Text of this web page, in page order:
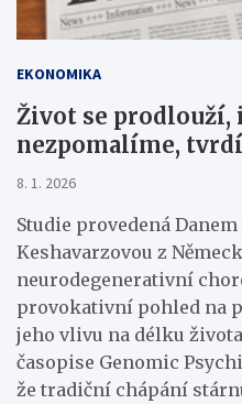
EKONOMIKA
Život se
nezpomalíme,
8. 1. 2026
Studie provedená
Keshavarzovou z
neurodegenerativní
provokativní pohled na
jeho vlivu na délku
časopise Genomic
že tradiční chápání